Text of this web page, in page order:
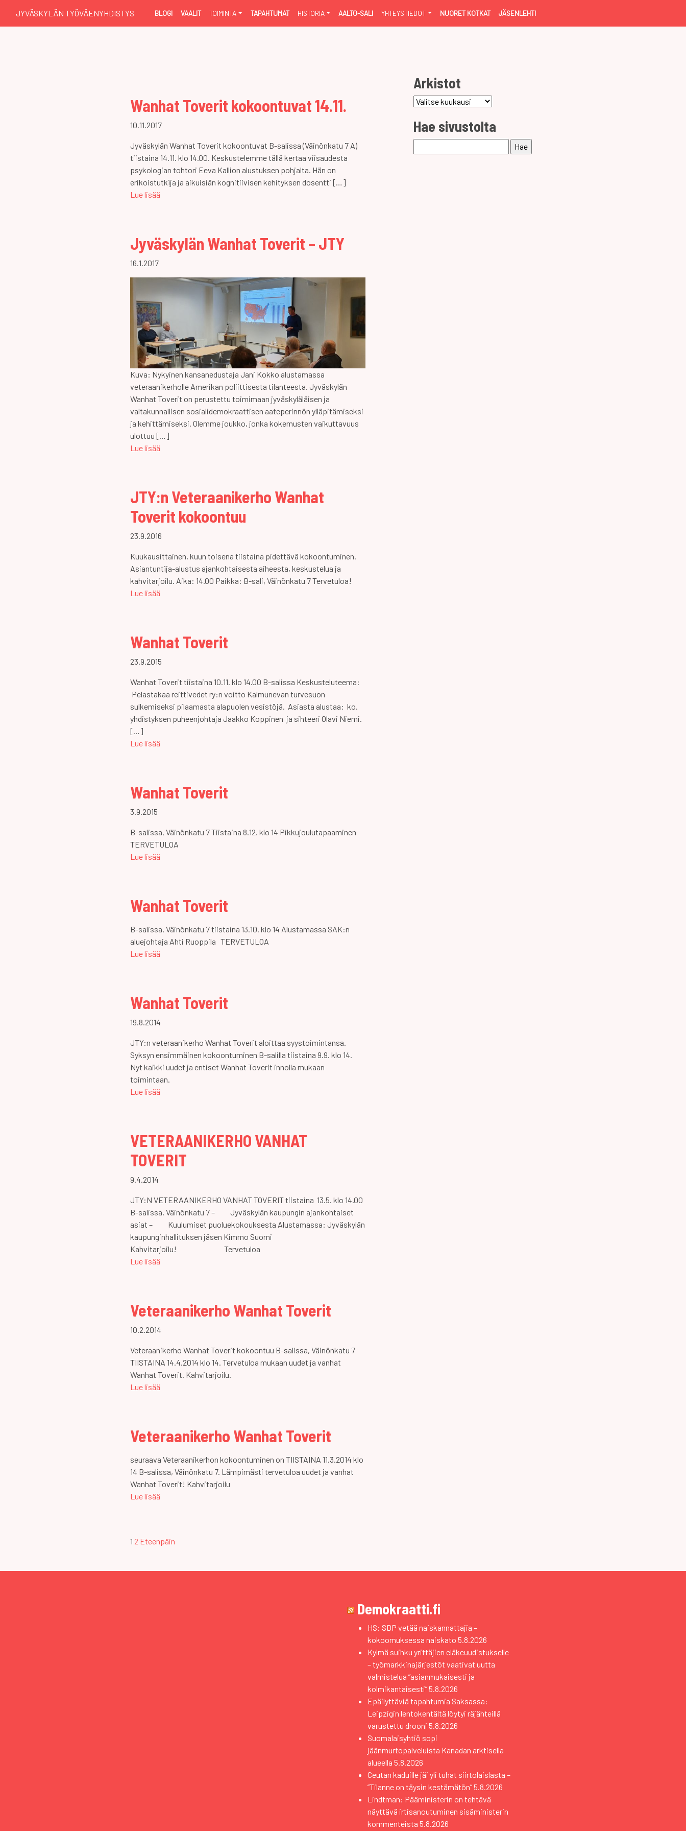
JYVÄSKYLÄN TYÖVÄENYHDISTYS BLOGI VAALIT TOIMINTA TAPAHTUMAT HISTORIA AALTO-SALI YHTEYSTIEDOT NUORET KOTKAT JÄSENLEHTI
Wanhat Toverit kokoontuvat 14.11.
10.11.2017
Jyväskylän Wanhat Toverit kokoontuvat B-salissa (Väinönkatu 7 A)
tiistaina 14.11. klo 14.00. Keskustelemme tällä kertaa viisaudesta
psykologian tohtori Eeva Kallion alustuksen pohjalta. Hän on
erikoistutkija ja aikuisiän kognitiivisen kehityksen dosentti […]
Lue lisää
Jyväskylän Wanhat Toverit – JTY
16.1.2017
Kuva: Nykyinen kansanedustaja Jani Kokko alustamassa
veteraanikerholle Amerikan poliittisesta tilanteesta. Jyväskylän
Wanhat Toverit on perustettu toimimaan jyväskyläläisen ja
valtakunnallisen sosialidemokraattisen aateperinnön ylläpitämiseksi
ja kehittämiseksi. Olemme joukko, jonka kokemusten vaikuttavuus
ulottuu […]
Lue lisää
JTY:n Veteraanikerho Wanhat
Toverit kokoontuu
23.9.2016
Kuukausittainen, kuun toisena tiistaina pidettävä kokoontuminen.
Asiantuntija-alustus ajankohtaisesta aiheesta, keskustelua ja
kahvitarjoilu. Aika: 14.00 Paikka: B-sali, Väinönkatu 7 Tervetuloa!
Lue lisää
Wanhat Toverit
23.9.2015
Wanhat Toverit tiistaina 10.11. klo 14.00 B-salissa Keskusteluteema:
Pelastakaa reittivedet ry:n voitto Kalmunevan turvesuon
sulkemiseksi pilaamasta alapuolen vesistöjä. Asiasta alustaa: ko.
yhdistyksen puheenjohtaja Jaakko Koppinen ja sihteeri Olavi Niemi.
[…]
Lue lisää
Wanhat Toverit
3.9.2015
B-salissa, Väinönkatu 7 Tiistaina 8.12. klo 14 Pikkujoulutapaaminen
TERVETULOA
Lue lisää
Wanhat Toverit
B-salissa, Väinönkatu 7 tiistaina 13.10. klo 14 Alustamassa SAK:n
aluejohtaja Ahti Ruoppila TERVETULOA
Lue lisää
Wanhat Toverit
19.8.2014
JTY:n veteraanikerho Wanhat Toverit aloittaa syystoimintansa.
Syksyn ensimmäinen kokoontuminen B-salilla tiistaina 9.9. klo 14.
Nyt kaikki uudet ja entiset Wanhat Toverit innolla mukaan
toimintaan.
Lue lisää
VETERAANIKERHO VANHAT
TOVERIT
9.4.2014
JTY:N VETERAANIKERHO VANHAT TOVERIT tiistaina 13.5. klo 14.00
B-salissa, Väinönkatu 7 – Jyväskylän kaupungin ajankohtaiset
asiat – Kuulumiset puoluekokouksesta Alustamassa: Jyväskylän
kaupunginhallituksen jäsen Kimmo Suomi
Kahvitarjoilu! Tervetuloa
Lue lisää
Veteraanikerho Wanhat Toverit
10.2.2014
Veteraanikerho Wanhat Toverit kokoontuu B-salissa, Väinönkatu 7
TIISTAINA 14.4.2014 klo 14. Tervetuloa mukaan uudet ja vanhat
Wanhat Toverit. Kahvitarjoilu.
Lue lisää
Veteraanikerho Wanhat Toverit
seuraava Veteraanikerhon kokoontuminen on TIISTAINA 11.3.2014 klo
14 B-salissa, Väinönkatu 7. Lämpimästi tervetuloa uudet ja vanhat
Wanhat Toverit! Kahvitarjoilu
Lue lisää
Artikkeleiden
1 2 Eteenpäin
Arkistot
Arkistot
Hae sivustolta
Demokraatti.fi
HS: SDP vetää naiskannattajia –
kokoomuksessa naiskato 5.8.2026
Kylmä suihku yrittäjien eläkeuudistukselle
– työmarkkinajärjestöt vaativat uutta
valmistelua ”asianmukaisesti ja
kolmikantaisesti”5.8.2026
Epäilyttäviä tapahtumia Saksassa:
Leipzigin lentokentältä löytyi räjähteillä
varustettu drooni 5.8.2026
Suomalaisyhtiö sopi
jäänmurtopalveluista Kanadan arktisella
alueella 5.8.2026
Ceutan kaduille jäi yli tuhat siirtolaislasta –
”Tilanne on täysin kestämätön”5.8.2026
Lindtman: Pääministerin on tehtävä
näyttävä irtisanoutuminen sisäministerin
kommenteista 5.8.2026